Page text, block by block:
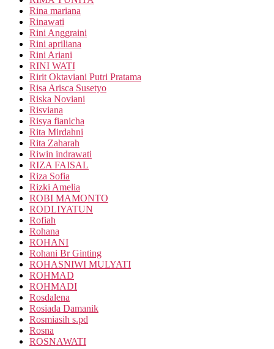
Rina mariana
Rinawati
Rini Anggraini
Rini apriliana
Rini Ariani
RINI WATI
Ririt Oktaviani Putri Pratama
Risa Arisca Susetyo
Riska Noviani
Risviana
Risya fianicha
Rita Mirdahni
Rita Zaharah
Riwin indrawati
RIZA FAISAL
Riza Sofia
Rizki Amelia
ROBI MAMONTO
RODLIYATUN
Rofiah
Rohana
ROHANI
Rohani Br Ginting
ROHASNIWI MULYATI
ROHMAD
ROHMADI
Rosdalena
Rosiada Damanik
Rosmiasih s.pd
Rosna
ROSNAWATI